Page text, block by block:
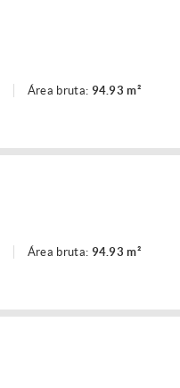
Área bruta: 94.93 m²
Área bruta: 94.93 m²